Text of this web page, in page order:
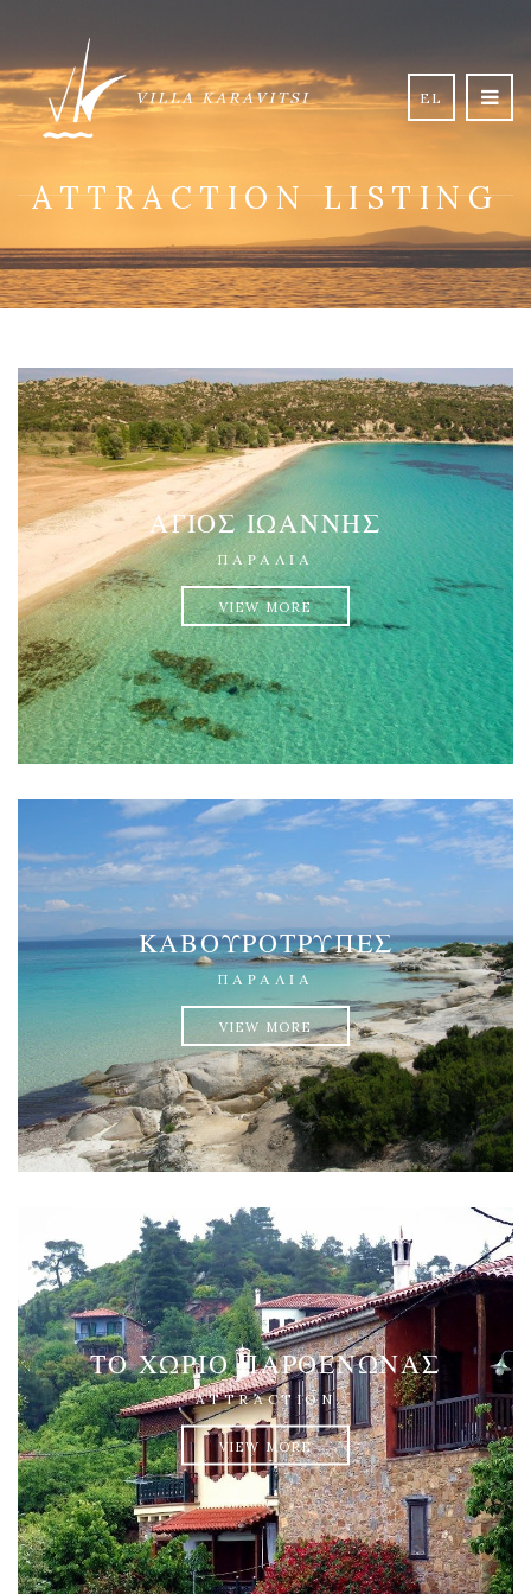
EL
ATTRACTION LISTING
ΆΓΙΟΣ ΙΩΆΝΝΗΣ
ΠΑΡΑΛΊΑ
VIEW MORE
ΚΑΒΟΥΡΌΤΡΥΠΕΣ
ΠΑΡΑΛΊΑ
VIEW MORE
ΤΟ ΧΩΡΙΌ ΠΑΡΘΕΝΏΝΑΣ
ATTRACTION
VIEW MORE